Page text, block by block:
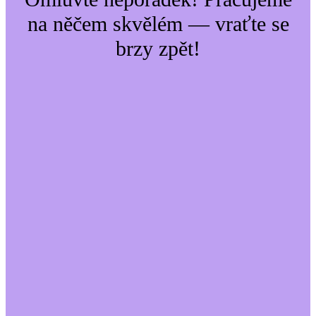
na něčem skvělém — vraťte se
brzy zpět!